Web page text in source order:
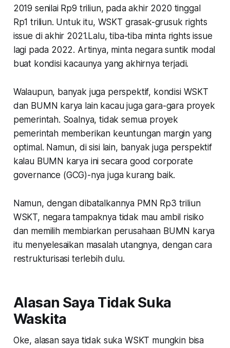
2019 senilai Rp9 triliun, pada akhir 2020 tinggal
Rp1 triliun. Untuk itu, WSKT grasak-grusuk rights
issue di akhir 2021.Lalu, tiba-tiba minta rights issue
lagi pada 2022. Artinya, minta negara suntik modal
buat kondisi kacaunya yang akhirnya terjadi.
Walaupun, banyak juga perspektif, kondisi WSKT
dan BUMN karya lain kacau juga gara-gara proyek
pemerintah. Soalnya, tidak semua proyek
pemerintah memberikan keuntungan margin yang
optimal. Namun, di sisi lain, banyak juga perspektif
kalau BUMN karya ini secara good corporate
governance (GCG)-nya juga kurang baik.
Namun, dengan dibatalkannya PMN Rp3 triliun
WSKT, negara tampaknya tidak mau ambil risiko
dan memilih membiarkan perusahaan BUMN karya
itu menyelesaikan masalah utangnya, dengan cara
restrukturisasi terlebih dulu.
Alasan Saya Tidak Suka
Waskita
Oke, alasan saya tidak suka WSKT mungkin bisa